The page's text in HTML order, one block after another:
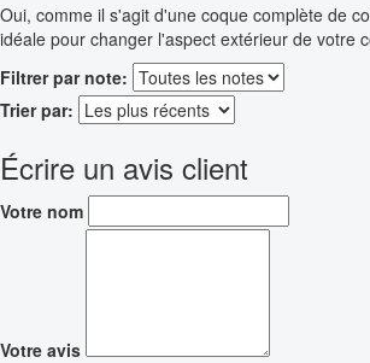
Oui, comme il s'agit d'une coque complète de
idéale pour changer l'aspect extérieur de votre
Filtrer par note:
Trier par:
Écrire un avis client
Votre nom
Votre avis